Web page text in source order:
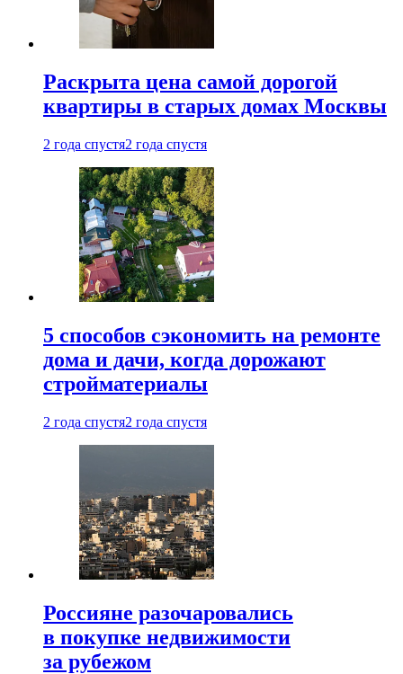
Раскрыта цена самой дорогой
квартиры в старых домах Москвы
2 года спустя2 года спустя
5 способов сэкономить на ремонте
дома и дачи, когда дорожают
стройматериалы
2 года спустя2 года спустя
Россияне разочаровались
в покупке недвижимости
за рубежом